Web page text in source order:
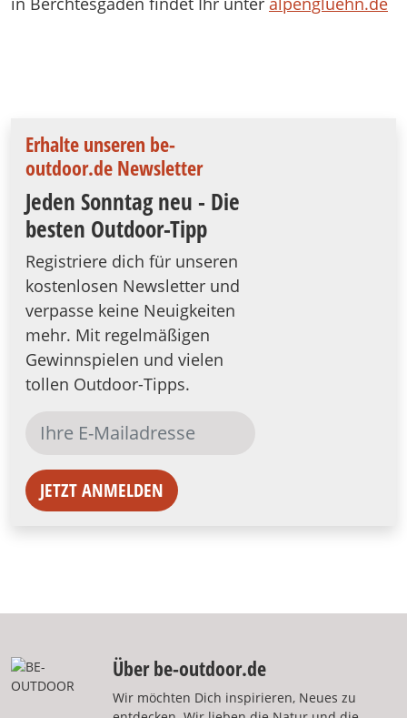
Erhalte unseren be-
outdoor.de Newsletter
Jeden Sonntag neu - Die
besten Outdoor-Tipp
Registriere dich für unseren
kostenlosen Newsletter und
verpasse keine Neuigkeiten
mehr. Mit regelmäßigen
Gewinnspielen und vielen
tollen Outdoor-Tipps.
JETZT ANMELDEN
Über be-outdoor.de
Wir möchten Dich inspirieren, Neues zu